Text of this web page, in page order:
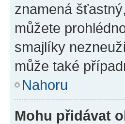
znamená
můžete
smajlíky
může také
Nahoru
Mohu přidávat